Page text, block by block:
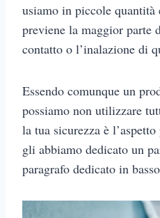
usiamo in piccole
previene la maggior parte
contatto o l’inalazione di
Essendo comunque un
possiamo non utilizzare
la tua sicurezza è
gli abbiamo dedicato un
paragrafo dedicato in